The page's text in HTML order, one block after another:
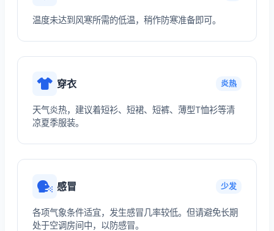
温度未达到风寒所需的低温，稍作防寒准备即可。
穿衣 炎热
天气炎热，建议着短衫、短裙、短裤、薄型T恤衫等清
凉夏季服装。
感冒 少发
各项气象条件适宜，发生感冒几率较低。但请避免长期
处于空调房间中，以防感冒。